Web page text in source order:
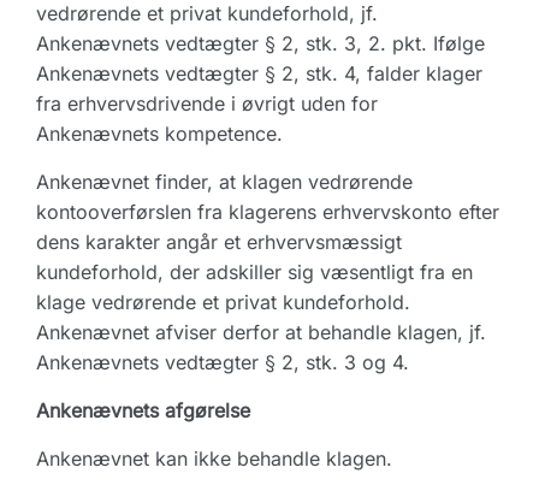
vedrørende et privat kundeforhold, jf.
Ankenævnets vedtægter § 2, stk. 3, 2. pkt. Ifølge
Ankenævnets vedtægter § 2, stk. 4, falder klager
fra erhvervsdrivende i øvrigt uden for
Ankenævnets kompetence.
Ankenævnet finder, at klagen vedrørende
kontooverførslen fra klagerens erhvervskonto efter
dens karakter angår et erhvervsmæssigt
kundeforhold, der adskiller sig væsentligt fra en
klage vedrørende et privat kundeforhold.
Ankenævnet afviser derfor at behandle klagen, jf.
Ankenævnets vedtægter § 2, stk. 3 og 4.
Ankenævnets afgørelse
Ankenævnet kan ikke behandle klagen.